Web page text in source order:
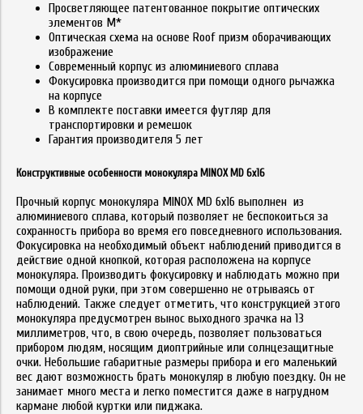
Просветляющее патентованное покрытие оптических
элементов M*
Оптическая схема на основе Roof призм оборачивающих
изображение
Современный корпус из алюминиевого сплава
Фокусировка производится при помощи одного рычажка
на корпусе
В комплекте поставки имеется футляр для
транспортировки и ремешок
Гарантия производителя 5 лет
Конструктивные особенности монокуляра MINOX MD 6x16
Прочный корпус монокуляра MINOX MD 6x16 выполнен из
алюминиевого сплава, который позволяет не беспокоиться за
сохранность прибора во время его повседневного использования.
Фокусировка на необходимый объект наблюдений приводится в
действие одной кнопкой, которая расположена на корпусе
монокуляра. Производить фокусировку и наблюдать можно при
помощи одной руки, при этом совершенно не отрываясь от
наблюдений. Также следует отметить, что конструкцией этого
монокуляра предусмотрен вынос выходного зрачка на 13
миллиметров, что, в свою очередь, позволяет пользоваться
прибором людям, носящим диоптрийные или солнцезащитные
очки. Небольшие габаритные размеры прибора и его маленький
вес дают возможность брать монокуляр в любую поездку. Он не
занимает много места и легко поместится даже в нагрудном
кармане любой куртки или пиджака.